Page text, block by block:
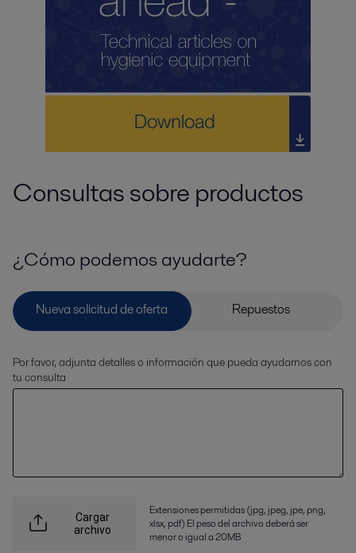
Consultas sobre productos
¿Cómo podemos ayudarte?
Por favor, adjunta detalles o información que pueda ayudarnos con
tu consulta
Cargar
archivo
Extensiones permitidas (jpg, jpeg, jpe, png,
xlsx, pdf) El peso del archivo deberá ser
menor o igual a 20MB